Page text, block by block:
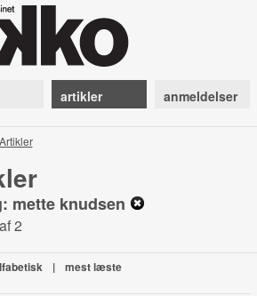
artikler anmeldelser
Artikler
mette knudsen
2
| mest læste